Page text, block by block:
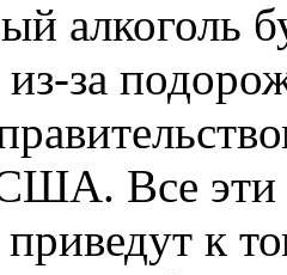
алкоголь
за
Все
к